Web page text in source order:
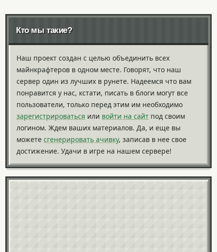
Кто мы такие?
Наш проект создан с целью объединить всех
майнкрафтеров в одном месте. Говорят, что наш
сервер один из лучших в рунете. Надеемся что вам
понравится у нас, кстати, писать в блоги могут все
пользователи, только перед этим им необходимо
зарегистрироваться или войти на сайт под своим
логином. Ждем ваших материалов. Да, и еще вы
можете сгенерировать ачивку, записав в нее свое
достижение. Удачи в игре на нашем сервере!